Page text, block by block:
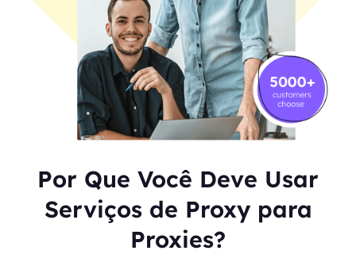
Por Que Você Deve Usar
Serviços de Proxy para
Proxies?